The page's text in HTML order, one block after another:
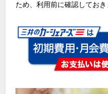
ため、利用前に確認しておき